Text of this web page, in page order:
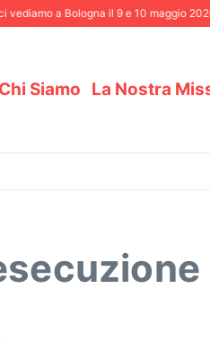
a Bologna il 9 e 10 maggio 2026
Chi Siamo La Nostra